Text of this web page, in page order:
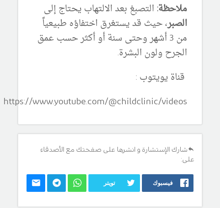
ملاحظة: التصبغ بعد الالتهاب يحتاج إلى
الصبر، حيث قد يستغرق اختفاؤه طبيعياً
من 3 أشهر وحتى سنة أو أكثر حسب عمق
الجرح ولون البشرة.
قناة يويتوب :
https://www.youtube.com/@childclinic/videos
شارك الإستشارة و انشرها على صفحتك مع الأصدقاء
على:
فيسبوك تويتر